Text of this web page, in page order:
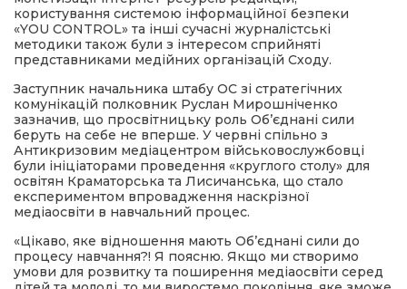
користування системою інформаційної безпеки
«YOU CONTROL» та інші сучасні журналістські
методики також були з інтересом сприйняті
представниками медійних організацій Сходу.
Заступник начальника штабу ОС зі стратегічних
комунікацій полковник Руслан Мирошніченко
зазначив, що просвітницьку роль Об’єднані сили
беруть на себе не вперше. У червні спільно з
Антикризовим медіацентром військовослужбовці
були ініціаторами проведення «круглого столу» для
освітян Краматорська та Лисичанська, що стало
експериментом впровадження наскрізної
медіаосвіти в навчальний процес.
«Цікаво, яке відношення мають Об’єднані сили до
процесу навчання?! Я поясню. Якщо ми створимо
умови для розвитку та поширення медіаосвіти серед